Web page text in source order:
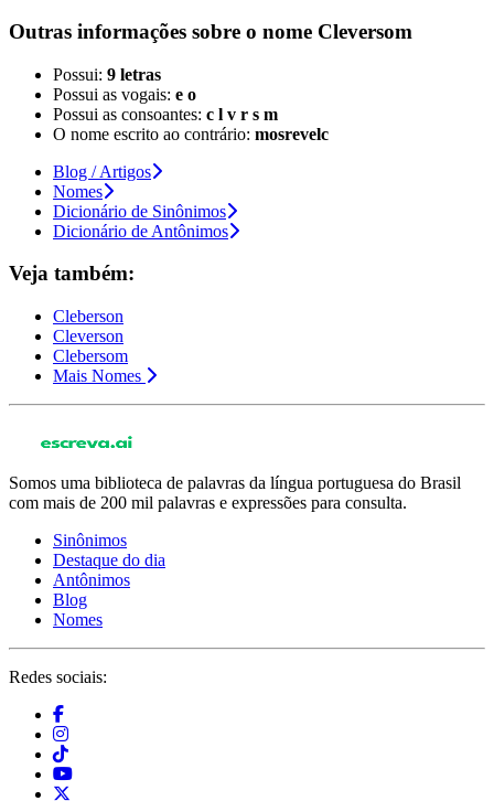
Outras informações sobre o nome Cleversom
Possui: 9 letras
Possui as vogais: e o
Possui as consoantes: c l v r s m
O nome escrito ao contrário: mosrevelc
Blog / Artigos
Nomes
Dicionário de Sinônimos
Dicionário de Antônimos
Veja também:
Cleberson
Cleverson
Clebersom
Mais Nomes
Somos uma biblioteca de palavras da língua portuguesa do Brasil
com mais de 200 mil palavras e expressões para consulta.
Sinônimos
Destaque do dia
Antônimos
Blog
Nomes
Redes sociais: